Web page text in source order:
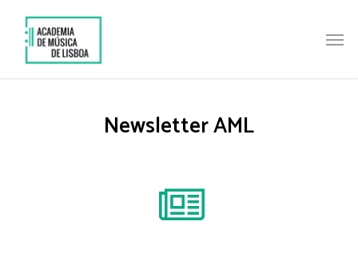
main
content
Newsletter AML